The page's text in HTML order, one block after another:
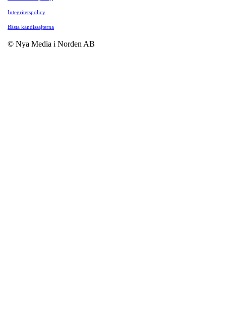
Integritetspolicy
Bästa kändissajterna
© Nya Media i Norden AB